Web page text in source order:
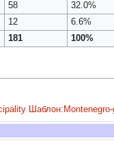
58
32.0%
12
6.6%
181 100%